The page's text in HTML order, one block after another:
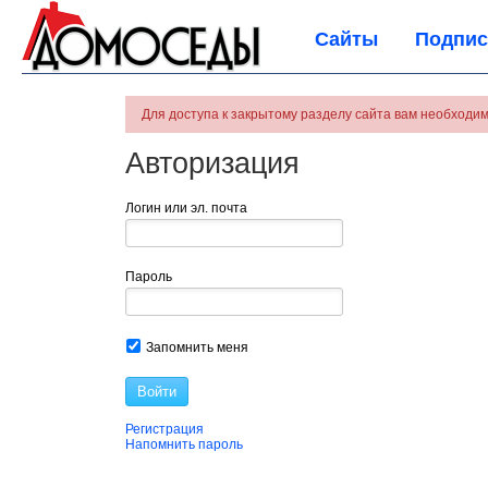
Сайты
Для доступа к закрытому разделу сайта вам
Авторизация
Логин или эл. почта
Пароль
Запомнить меня
Войти
Регистрация
Напомнить пароль